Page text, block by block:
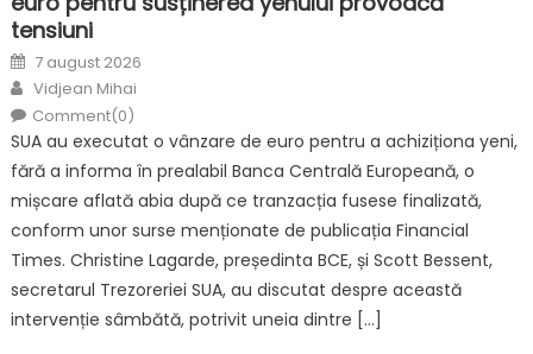
tensiuni
Posted
on
7 august 2026
Author
Vidjean Mihai
Comment(0)
SUA au executat o vânzare de euro pentru a achiziționa yeni,
fără a informa în prealabil Banca Centrală Europeană, o
mișcare aflată abia după ce tranzacția fusese finalizată,
conform unor surse menționate de publicația Financial
Times. Christine Lagarde, președinta BCE, și Scott Bessent,
secretarul Trezoreriei SUA, au discutat despre această
intervenție sâmbătă, potrivit uneia dintre […]